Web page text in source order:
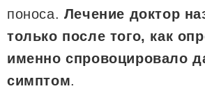
поноса. Лечение доктор
только после того, как
именно спровоцировало
симптом.